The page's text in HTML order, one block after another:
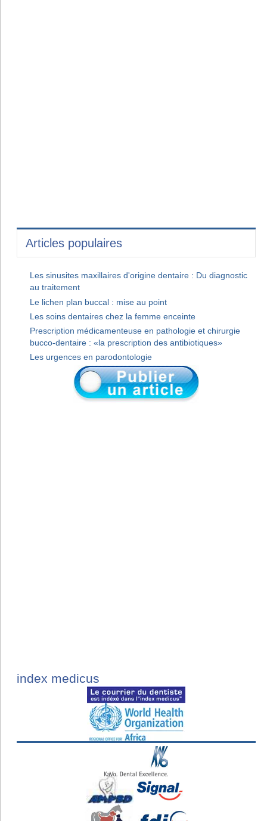
Articles populaires
Les sinusites maxillaires d'origine dentaire : Du diagnostic
au traitement
Le lichen plan buccal : mise au point
Les soins dentaires chez la femme enceinte
Prescription médicamenteuse en pathologie et chirurgie
bucco-dentaire : «la prescription des antibiotiques»
Les urgences en parodontologie
index medicus